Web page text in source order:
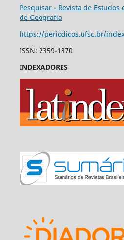
Pesquisar - Revista de Estudos
de Geografia
https://periodicos.ufsc.br/
ISSN: 2359-1870
INDEXADORES